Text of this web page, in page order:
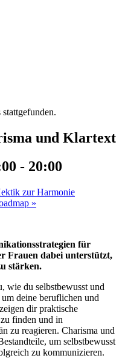
und Klartext
- 20:00
zur Harmonie
»
für
Frauen dabei unterstützt,
stärken.
wie du selbstbewusst und
deine beruflichen und
dir praktische
finden und in
zu reagieren. Charisma und
um selbstbewusst
zu kommunizieren.